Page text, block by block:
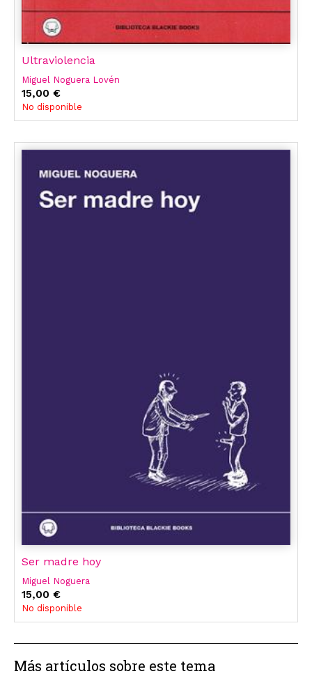
Ultraviolencia
Miguel Noguera Lovén
15,00 €
No disponible
Ser madre hoy
Miguel Noguera
15,00 €
No disponible
Más artículos sobre este tema